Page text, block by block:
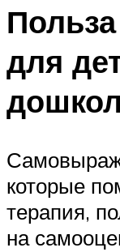
для
которые
терапия,
на